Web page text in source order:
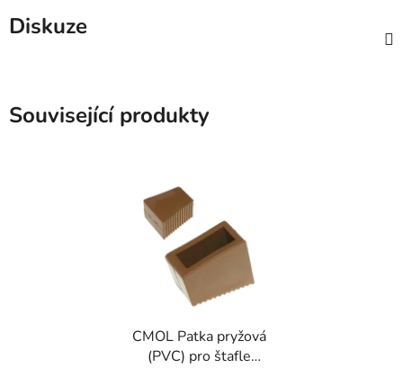
Diskuze
Související produkty
CMOL Patka pryžová
(PVC) pro štafle